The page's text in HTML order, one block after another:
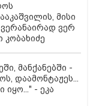
მისი
ვერ
მანქანებში -
დაამონტაჟეს...
იყო..." - ეკა